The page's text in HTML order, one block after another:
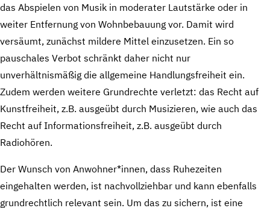
das Abspielen von Musik in moderater Lautstärke oder in
weiter Entfernung von Wohnbebauung vor. Damit wird
versäumt, zunächst mildere Mittel einzusetzen. Ein so
pauschales Verbot schränkt daher nicht nur
unverhältnismäßig die allgemeine Handlungsfreiheit ein.
Zudem werden weitere Grundrechte verletzt: das Recht auf
Kunstfreiheit, z.B. ausgeübt durch Musizieren, wie auch das
Recht auf Informationsfreiheit, z.B. ausgeübt durch
Radiohören.
Der Wunsch von Anwohner*innen, dass Ruhezeiten
eingehalten werden, ist nachvollziehbar und kann ebenfalls
grundrechtlich relevant sein. Um das zu sichern, ist eine